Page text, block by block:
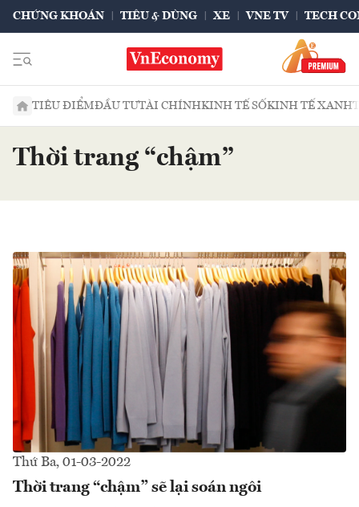
CHỨNG KHOÁN TIÊU & DÙNG XE VNE TV TECH
TIÊU ĐIỂMĐẦU TƯTÀI CHÍNHKINH TẾ SỐKINH TẾ XANH
Thời trang “chậm”
Thứ Ba, 01-03-2022
Thời trang “chậm” sẽ lại soán ngôi